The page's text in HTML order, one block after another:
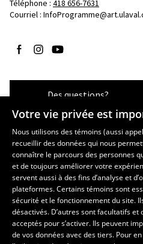
Téléphone : 418 656-7631
Courriel :
Suivez-nous sur Facebook
Suivez-nous sur Instagram
Suivez-nous sur YouTube
Des questions?
Les écoles et la recherche
École supérieure d’aménagement
régional
École d’architecture
École de design
Centre de recherche en
Votre vie privée est
Nous utilisons des témoins (aussi
recueillir des données qui nous
connaître le parcours des personnes
et de toujours améliorer votre
servent aussi à des fins d’analyse et
plateformes. Certains témoins sont
sécurité et le fonctionnement du site.
désactivés. D’autres sont facultatifs et
acceptés pour s’activer. Ils peuvent
de vos données avec des tiers. Pour